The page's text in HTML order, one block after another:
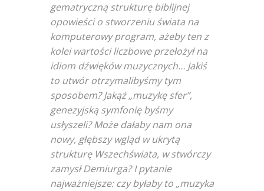
gematryczną strukturę biblijnej
opowieści o stworzeniu świata na
komputerowy program, ażeby ten z
kolei wartości liczbowe przełożył na
idiom dźwięków muzycznych… Jakiś
to utwór otrzymalibyśmy tym
sposobem? Jakąż „muzykę sfer”,
genezyjską symfonię byśmy
usłyszeli? Może dałaby nam ona
nowy, głębszy wgląd w ukrytą
strukturę Wszechświata, w stwórczy
zamysł Demiurga? I pytanie
najważniejsze: czy byłaby to „muzyka